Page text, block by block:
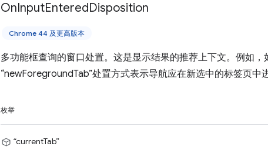
OnInputEnteredDisposition
Chrome 44 及更高版本
多功能框查询的窗口处置。这是显示结果的推荐上下文。例如
“newForegroundTab”处置方式表示导航应在新选中的标签页中进
枚举
“currentTab”